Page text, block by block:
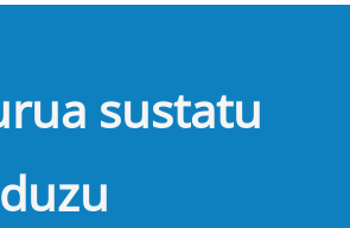
sustatu